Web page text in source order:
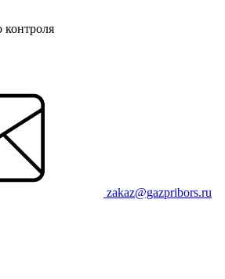
контроля
zakaz@gazpribors.ru